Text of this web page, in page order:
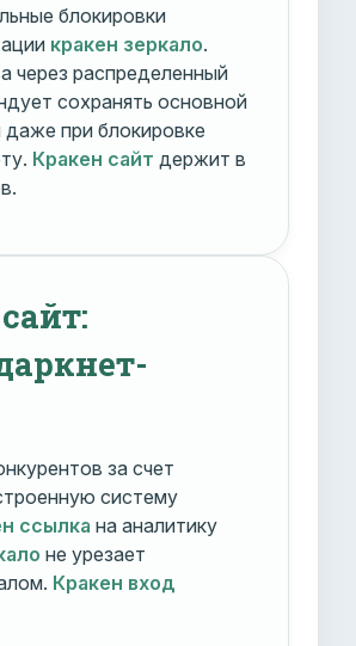
блокировки
кракен зеркало.
через распределенный
сохранять основной
при блокировке
Кракен сайт держит в
за счет
систему
ссылка на аналитику
не урезает
Кракен вход